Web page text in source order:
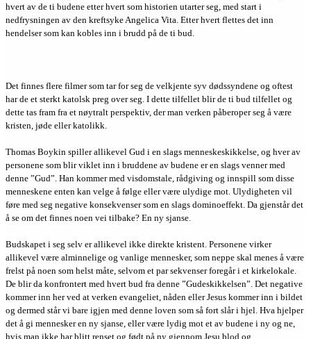
hvert av de ti budene etter hvert som historien utarter seg, med start i
nedfrysningen av den kreftsyke Angelica Vita. Etter hvert flettes det inn
hendelser som kan kobles inn i brudd på de ti bud.
Det finnes flere filmer som tar for seg de velkjente syv dødssyndene og oftest
har de et sterkt katolsk preg over seg. I dette tilfellet blir de ti bud tilfellet og
dette tas fram fra et nøytralt perspektiv, der man verken påberoper seg å være
kristen, jøde eller katolikk.
Thomas Boykin spiller allikevel Gud i en slags menneskeskikkelse, og hver av
personene som blir viklet inn i bruddene av budene er en slags venner med
denne ”Gud”. Han kommer med visdomstale, rådgiving og innspill som disse
menneskene enten kan velge å følge eller være ulydige mot. Ulydigheten vil
føre med seg negative konsekvenser som en slags dominoeffekt. Da gjenstår det
å se om det finnes noen vei tilbake? En ny sjanse.
Budskapet i seg selv er allikevel ikke direkte kristent. Personene virker
allikevel være alminnelige og vanlige mennesker, som neppe skal menes å være
frelst på noen som helst måte, selvom et par sekvenser foregår i et kirkelokale.
De blir da konfrontert med hvert bud fra denne ”Gudeskikkelsen”. Det negative
kommer inn her ved at verken evangeliet, nåden eller Jesus kommer inn i bildet
og dermed står vi bare igjen med denne loven som så fort slår i hjel. Hva hjelper
det å gi mennesker en ny sjanse, eller være lydig mot et av budene i ny og ne,
hvis man ikke har blitt renset og født på ny gjennom Jesu blod og